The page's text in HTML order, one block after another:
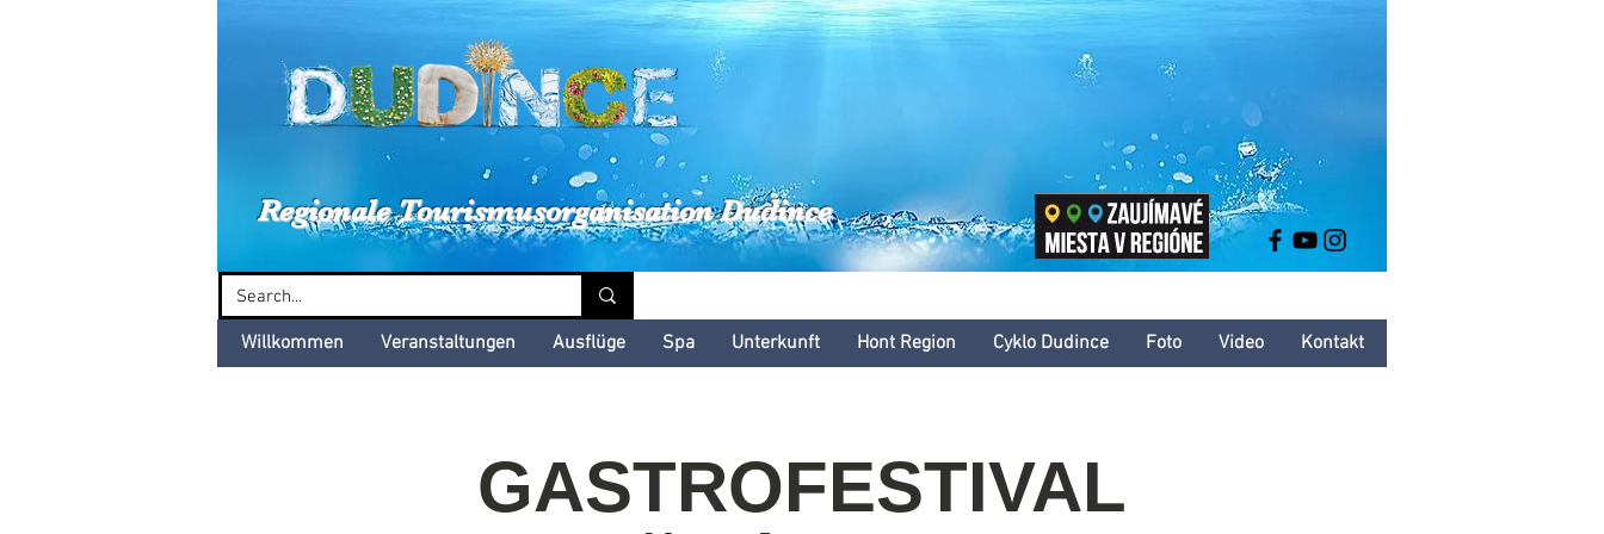
Dudinské kultúrne leto
Regionale Tourismusorganisation Dudince
Willkommen Veranstaltungen Ausflüge Spa Unterkunft Hont Region Cyklo Dudince Foto Video Kontakt
GASTROFESTIVAL